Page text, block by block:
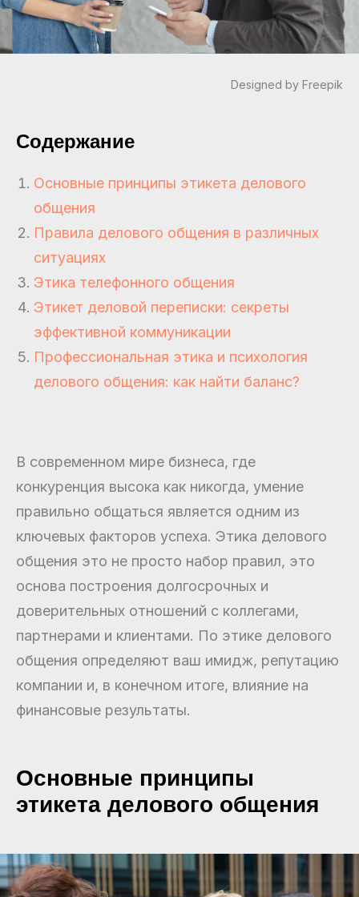
Designed by Freepik
Содержание
Основные принципы этикета делового
общения
Правила делового общения в различных
ситуациях
Этика телефонного общения
Этикет деловой переписки: секреты
эффективной коммуникации
Профессиональная этика и психология
делового общения: как найти баланс?
В современном мире бизнеса, где
конкуренция высока как никогда, умение
правильно общаться является одним из
ключевых факторов успеха. Этика делового
общения это не просто набор правил, это
основа построения долгосрочных и
доверительных отношений с коллегами,
партнерами и клиентами. По этике делового
общения определяют ваш имидж, репутацию
компании и, в конечном итоге, влияние на
финансовые результаты.
Основные принципы
этикета делового общения